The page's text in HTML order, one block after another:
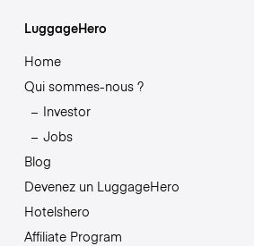
LuggageHero
Home
Qui sommes-nous ?
Investor
Jobs
Blog
Devenez un LuggageHero
Hotelshero
Affiliate Program